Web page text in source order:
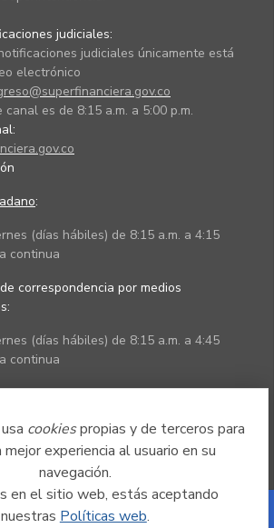
cookiespropias y de terceros para
mejor experiencia al usuario en su
navegación.
en el sitio web, estás aceptando
nuestras Políticas web.
judiciales:
judiciales únicamente está
electrónico
es de 8:15 a.m. a 5:00 p.m.
:
(días hábiles) de 8:15 a.m. a 4:15
continua
correspondencia por medios
(días hábiles) de 8:15 a.m. a 4:45
continua